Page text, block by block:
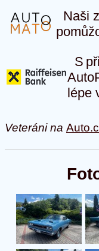
Naši
S
lépe
Veteráni na